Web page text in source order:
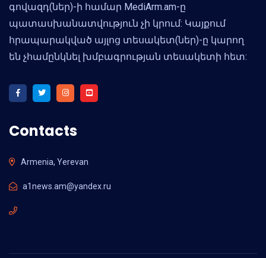
գովազդ(ներ)-ի համար MediArm.am-ը
պատասխանատվություն չի կրում: Կայքում
հրապարակված այլոց տեսակետ(ներ)-ը կարող
են չհամընկնել խմբագրության տեսակետի հետ:
Contacts
Armenia, Yerevan
a1news.am@yandex.ru